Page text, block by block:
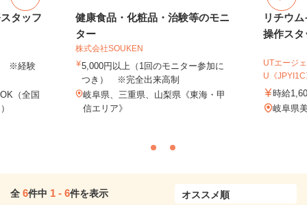
タッフ
※経験
（全国
健康食品・化粧品・治験等のモニ
ター
株式会社SOUKEN
5,000円以上（1回のモニター参加に
つき） ※完全出来高制
岐阜県、三重県、山梨県《東海・甲
信エリア》
リチウ
操作スタ
UTエージ
U《
時給
岐阜県
全 6件中 1 - 6件を表示